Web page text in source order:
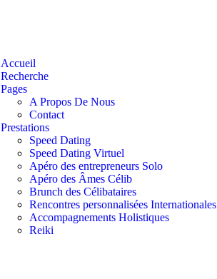
Accueil
Recherche
Pages
A Propos De Nous
Contact
Prestations
Speed Dating
Speed Dating Virtuel
Apéro des entrepreneurs Solo
Apéro des Âmes Célib
Brunch des Célibataires
Rencontres personnalisées Internationales
Accompagnements Holistiques
Reiki